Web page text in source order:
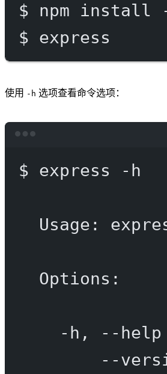
$ npm install
$ express
使用 -h 选项查看命令选项：
$ express -h
Usage:
Options:
-h, --help
--